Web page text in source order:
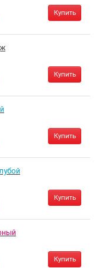
Купить
Купить
Купить
Купить
Купить